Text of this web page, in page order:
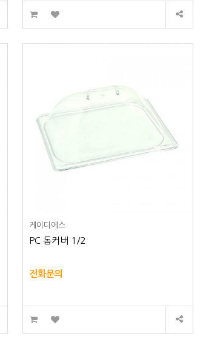
케이디에스
PC 돔커버 1/2
전화문의